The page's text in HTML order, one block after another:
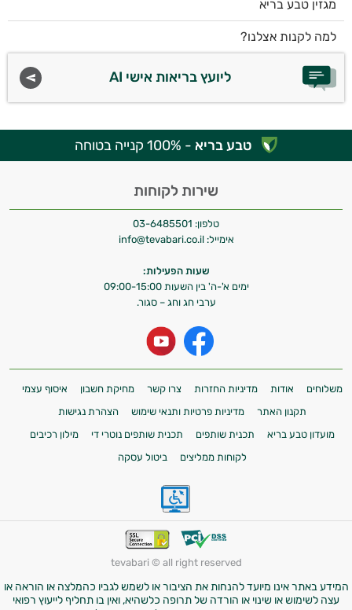
מגזין טבע בריא
למה לקנות אצלנו?
ליועץ בריאות אישי AI
טבע בריא - 100% קנייה בטוחה
שירות לקוחות
טלפון: 03-6485501
אימייל: info@tevabari.co.il
שעות הפעילות:
ימים א'-ה' בין השעות 09:00-15:00
ערבי חג וחג – סגור.
משלוחים אודות מדיניות החזרות צרו קשר מחיקת חשבון
איסוף עצמי
תקנון האתר
מדיניות פרטיות ותנאי שימוש
הצהרת נגישות
מועדון טבע בריא
תכנית שותפים תכנית שותפים נוטרי די
מילון רכיבים
לקוחות ממליצים
ביטול עסקה
tevabari © all right reserved
המידע באתר אינו מיועד להנחות את הציבור או לשמש לגביו כהמלצה או הוראה או
עצה לשימוש או שינוי או הורדה של תרופה כלשהיא, ואין בו תחליף לייעוץ רפואי